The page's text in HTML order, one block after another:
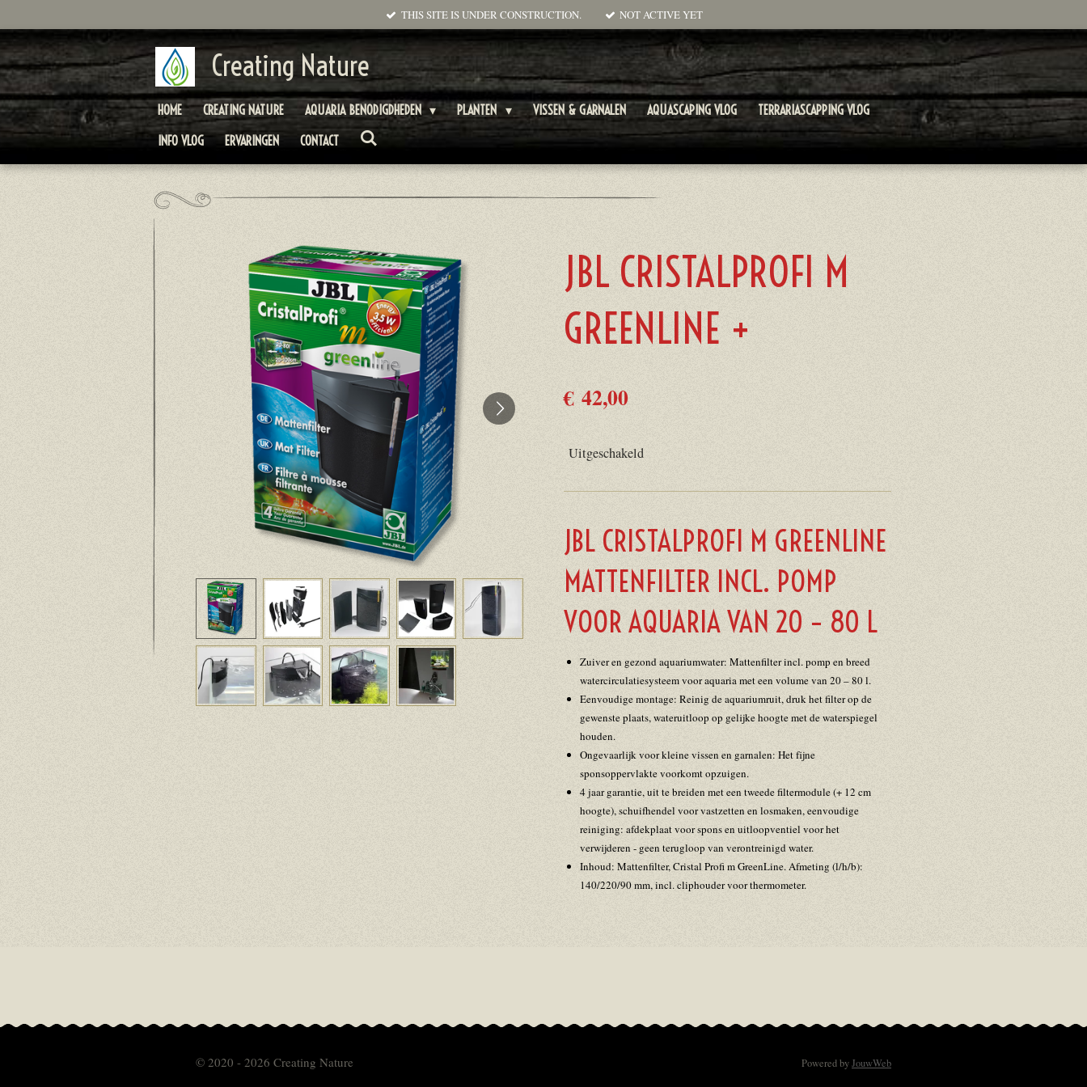
naar
de
hoofdinhoud
THIS SITE IS UNDER CONSTRUCTION. NOT ACTIVE YET
Creating Nature
HOME CREATING NATURE AQUARIA BENODIGDHEDEN PLANTEN VISSEN & GARNALEN AQUASCAPING VLOG
TERRARIASCAPPING VLOG
INFO VLOG
ERVARINGEN CONTACT
JBL CRISTALPROFI M
GREENLINE +
€ 42,00
Uitgeschakeld
JBL CRISTALPROFI M GREENLINE
MATTENFILTER INCL. POMP
VOOR AQUARIA VAN 20 – 80 L
Zuiver en gezond aquariumwater: Mattenfilter incl. pomp en breed
watercirculatiesysteem voor aquaria met een volume van 20 – 80 l.
Eenvoudige montage: Reinig de aquariumruit, druk het filter op de
gewenste plaats, wateruitloop op gelijke hoogte met de waterspiegel
houden.
Ongevaarlijk voor kleine vissen en garnalen: Het fijne
sponsoppervlakte voorkomt opzuigen.
4 jaar garantie, uit te breiden met een tweede filtermodule (+ 12 cm
hoogte), schuifhendel voor vastzetten en losmaken, eenvoudige
reiniging: afdekplaat voor spons en uitloopventiel voor het
verwijderen - geen terugloop van verontreinigd water.
Inhoud: Mattenfilter, Cristal Profi m GreenLine. Afmeting (l/h/b):
140/220/90 mm, incl. cliphouder voor thermometer.
© 2020 - 2026 Creating Nature Powered byJouwWeb